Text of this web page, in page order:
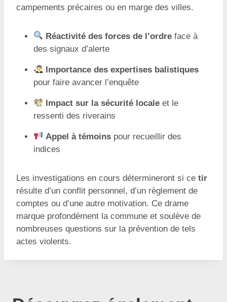
campements précaires ou en marge des villes.
Réactivité des forces de l’ordre face à
des signaux d’alerte
Importance des expertises balistiques
pour faire avancer l’enquête
Impact sur la sécurité locale et le
ressenti des riverains
Appel à témoins pour recueillir des
indices
Les investigations en cours détermineront si ce tir
résulte d’un conflit personnel, d’un règlement de
comptes ou d’une autre motivation. Ce drame
marque profondément la commune et soulève de
nombreuses questions sur la prévention de tels
actes violents.